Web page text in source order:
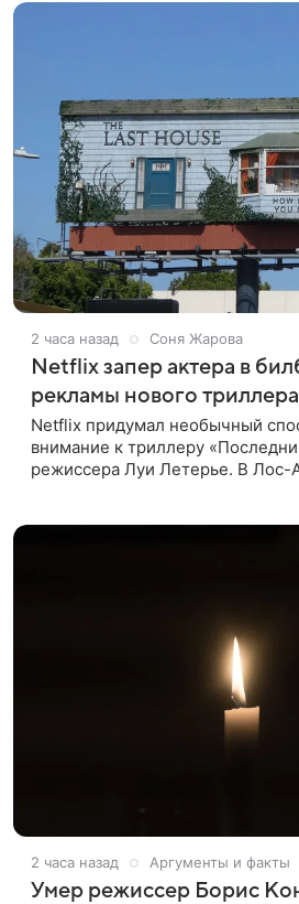
2 часа назад Соня Жарова
Netflix запер актера в
рекламы нового триллера
Netflix придумал необычный
внимание к триллеру
режиссера Луи Летерье. В Лос-
2 часа назад Аргументы и факты
Умер режиссер Борис